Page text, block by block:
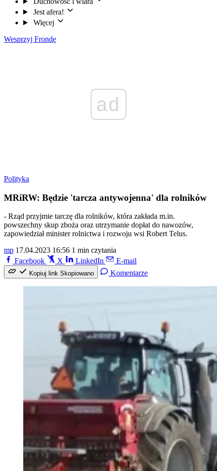
Jest afera!
Więcej
Wesprzyj Frondę
ad
Polityka
MRiRW: Będzie 'tarcza antywojenna' dla rolników
- Rząd przyjmie tarczę dla rolników, która zakłada m.in.
powszechny skup zboża oraz utrzymanie dopłat do nawozów,
zapowiedział minister rolnictwa i rozwoju wsi Robert Telus.
mp 17.04.2023 16:56 1 min czytania
Facebook
X LinkedIn E-mail
Kopiuj link Skopiowano Komentarze